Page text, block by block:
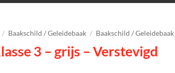
/ Baakschild / Geleidebaak / Baakschild / Geleidebaak
3 – grijs – Verstevigd